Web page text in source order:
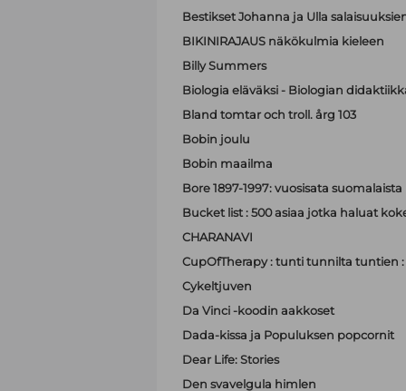
Bestikset Johanna ja Ulla
BIKINIRAJAUS näkökulmia kieleen
Billy Summers
Biologia eläväksi - Biologian
Bland tomtar och troll. årg 103
Bobin joulu
Bobin maailma
Bore 1897-1997: vuosisata
Bucket list : 500 asiaa jotka haluat
CHARANAVI
CupOfTherapy : tunti tunnilta tuntien
Cykeltjuven
Da Vinci -koodin aakkoset
Dada-kissa ja Populuksen popcornit
Dear Life: Stories
Den svavelgula himlen